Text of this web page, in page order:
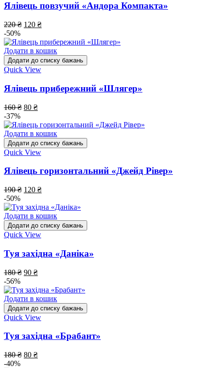
Ялівець повзучий «Андора Компакта»
220₴ 120 ₴
-50%
Додати в кошик
Додати до списку бажань
Quick View
Ялівець прибережний «Шлягер»
160₴ 80 ₴
-37%
Додати в кошик
Додати до списку бажань
Quick View
Ялівець горизонтальний «Джейд Рівер»
190₴ 120 ₴
-50%
Додати в кошик
Додати до списку бажань
Quick View
Туя західна «Даніка»
180₴ 90 ₴
-56%
Додати в кошик
Додати до списку бажань
Quick View
Туя західна «Брабант»
180₴ 80 ₴
-40%